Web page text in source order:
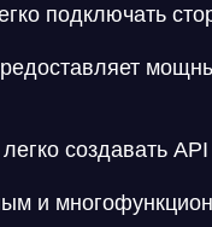
подключать
создавать
и